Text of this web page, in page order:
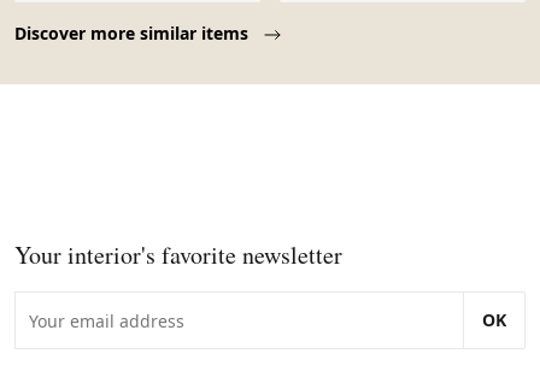
Discover more similar items
Your interior's favorite newsletter
OK